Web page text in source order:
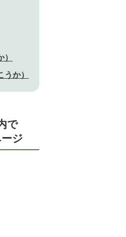
か）
で
ジ